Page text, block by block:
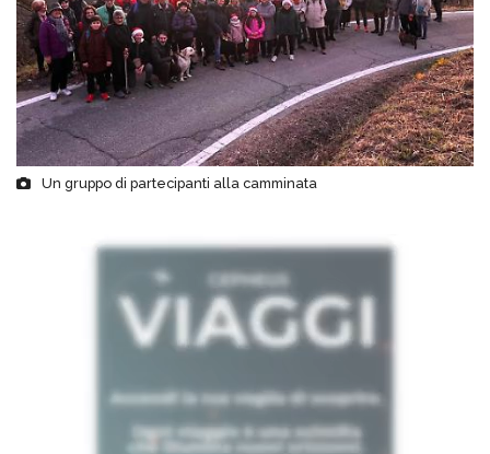
Un gruppo di partecipanti alla camminata